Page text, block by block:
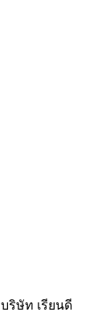
บริษัท เรียนดี